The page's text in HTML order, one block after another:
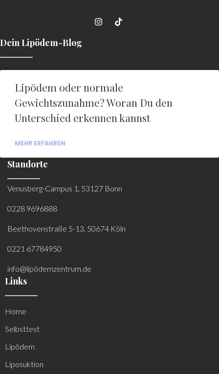
Dein Lipödem-Blog
Lipödem oder normale
Gewichtszunahme? Woran Du den
Unterschied erkennen kannst
MEHR ERFAHREN
Standorte
Venusberg-Campus 1, 53127 Bonn
0228 9696888
Beethovenstraße 5-13, 50674 Köln
0221 67784950
info@lipödemzentrum.de
Links
Home
Selbsttest
Lipödem
Liposuktion